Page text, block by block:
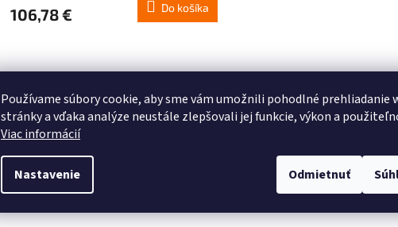
Používame súbory cookie, aby sme vám umožnili pohodlné prehliadanie
stránky a vďaka analýze neustále zlepšovali jej funkcie, výkon a
Viac informácií
Nastavenie Odmietnuť
106,78 € Do košíka